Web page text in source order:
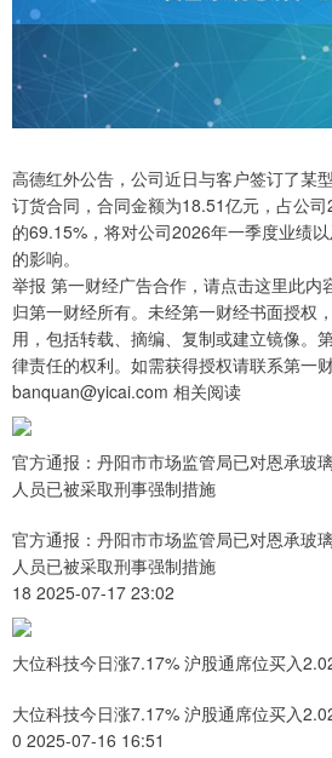
高德红外公告，公司近日与客户签订了某
订货合同，合同金额为18.51亿元，占公
的69.15%，将对公司2026年一季度业绩
的影响。
举报 第一财经广告合作，请点击这里此内
归第一财经所有。未经第一财经书面授权
用，包括转载、摘编、复制或建立镜像。
律责任的权利。如需获得授权请联系第一
banquan@yicai.com 相关阅读
官方通报：丹阳市市场监管局已对恩承玻
人员已被采取刑事强制措施
官方通报：丹阳市市场监管局已对恩承玻
人员已被采取刑事强制措施
18 2025-07-17 23:02
大位科技今日涨7.17% 沪股通席位买入
大位科技今日涨7.17% 沪股通席位买入
0 2025-07-16 16:51